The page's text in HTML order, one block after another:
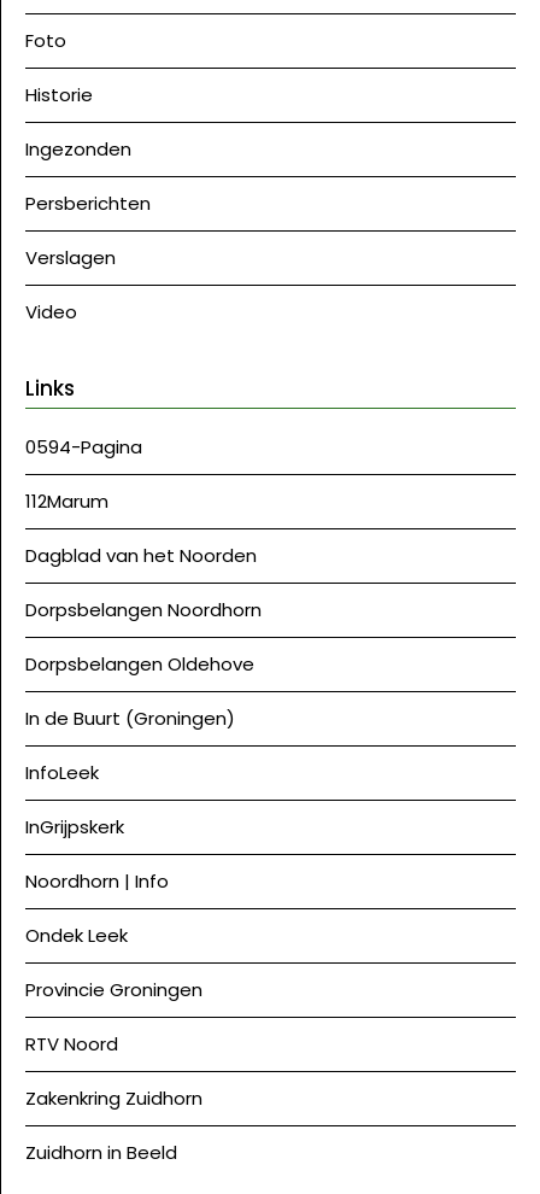
Foto
Historie
Ingezonden
Persberichten
Verslagen
Video
Links
0594-Pagina
112Marum
Dagblad van het Noorden
Dorpsbelangen Noordhorn
Dorpsbelangen Oldehove
In de Buurt (Groningen)
InfoLeek
InGrijpskerk
Noordhorn | Info
Ondek Leek
Provincie Groningen
RTV Noord
Zakenkring Zuidhorn
Zuidhorn in Beeld